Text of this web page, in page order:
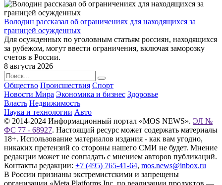
Володин рассказал об ограничениях для находящихся за
границей осужденных
Для осужденных по уголовным статьям россиян, находящихся
за рубежом, могут ввести ограничения, включая заморозку
счетов в России.
8 августа 2026
Общество Происшествия Спорт
Новости Мира Экономика и бизнес Здоровье
Власть Недвижимость
Наука и технологии Авто
© 2014-2024 Информационный портал «MOS NEWS». ЭЛ №
ФС 77 - 68927. Настоящий ресурс может содержать материалы
18+. Использование материалов издания - как вам угодно,
никаких претензий со стороны нашего СМИ не будет. Мнение
редакции может не совпадать с мнением авторов публикаций.
Контакты редакции: +7 (495) 765-41-64, mos.news@inbox.ru
В России признаны экстремистскими и запрещены